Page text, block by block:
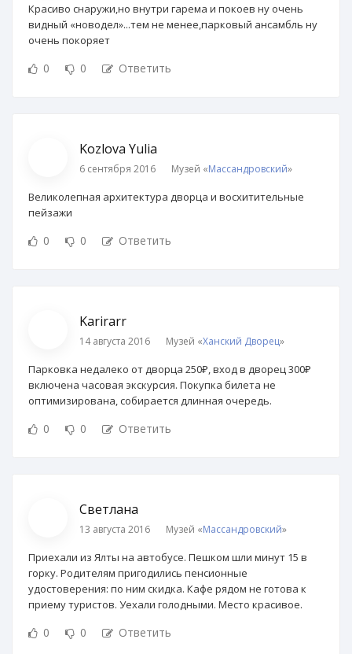
Красиво снаружи,но внутри гарема и покоев ну очень
видный «новодел»...тем не менее,парковый ансамбль ну
очень покоряет
0 0 Ответить
Kozlova Yulia
6 сентября 2016 Музей «Массандровский»
Великолепная архитектура дворца и восхитительные
пейзажи
0 0 Ответить
Karirarr
14 августа 2016 Музей «Ханский Дворец»
Парковка недалеко от дворца 250₽, вход в дворец 300₽
включена часовая экскурсия. Покупка билета не
оптимизирована, собирается длинная очередь.
0 0 Ответить
Светлана
13 августа 2016 Музей «Массандровский»
Приехали из Ялты на автобусе. Пешком шли минут 15 в
горку. Родителям пригодились пенсионные
удостоверения: по ним скидка. Кафе рядом не готова к
приему туристов. Уехали голодными. Место красивое.
0 0 Ответить